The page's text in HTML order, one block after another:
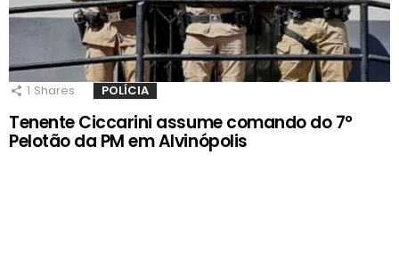
1 Shares POLÍCIA
Tenente Ciccarini assume comando do 7º
Pelotão da PM em Alvinópolis